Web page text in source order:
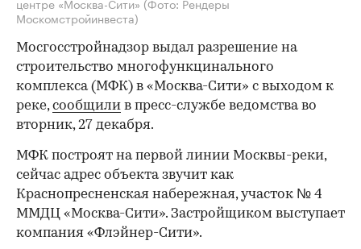
Москомстройинвеста)
Мосгосстройнадзор выдал разрешение на
строительство многофункцинального
комплекса (МФК) в «Москва-Сити» с выходом к
реке,сообщили в пресс-службе ведомства во
вторник, 27 декабря.
МФК построят на первой линии Москвы-реки,
сейчас адрес объекта звучит как
Краснопресненская набережная, участок № 4
ММДЦ «Москва-Сити». Застройщиком выступает
компания «Флэйнер-Сити».